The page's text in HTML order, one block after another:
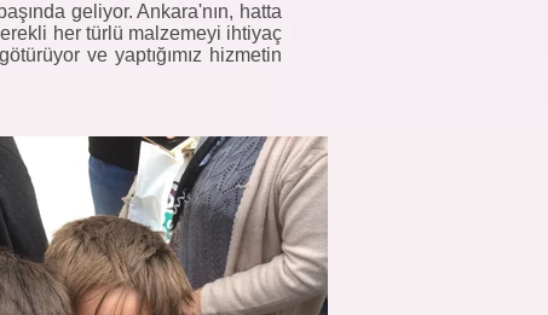
geliyor. Ankara'nın, hatta
her türlü malzemeyi ihtiyaç
ve yaptığımız hizmetin